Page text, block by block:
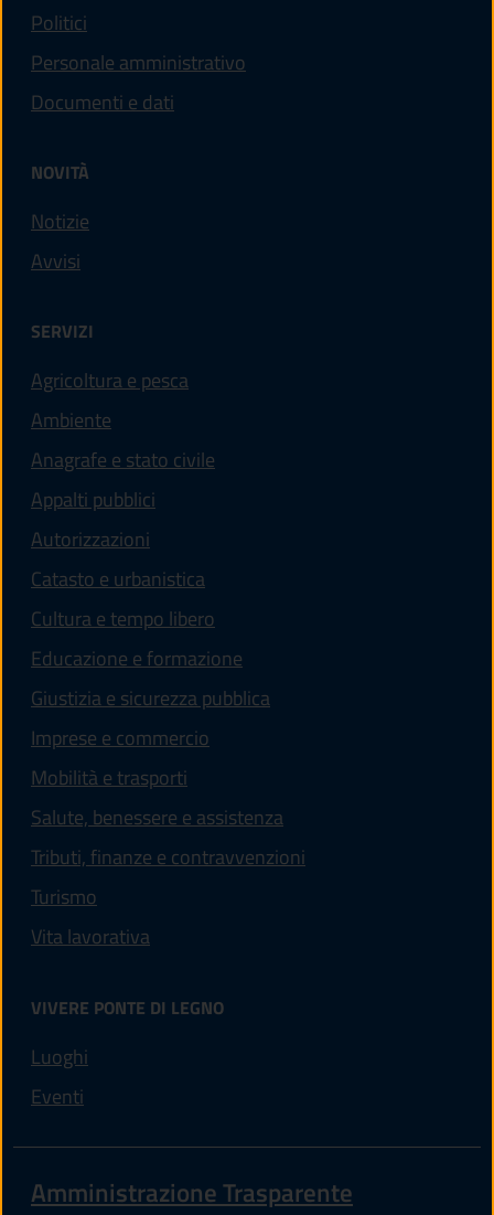
Politici
Personale amministrativo
Documenti e dati
NOVITÀ
Notizie
Avvisi
SERVIZI
Agricoltura e pesca
Ambiente
Anagrafe e stato civile
Appalti pubblici
Autorizzazioni
Catasto e urbanistica
Cultura e tempo libero
Educazione e formazione
Giustizia e sicurezza pubblica
Imprese e commercio
Mobilità e trasporti
Salute, benessere e assistenza
Tributi, finanze e contravvenzioni
Turismo
Vita lavorativa
VIVERE PONTE DI LEGNO
Luoghi
Eventi
Amministrazione Trasparente